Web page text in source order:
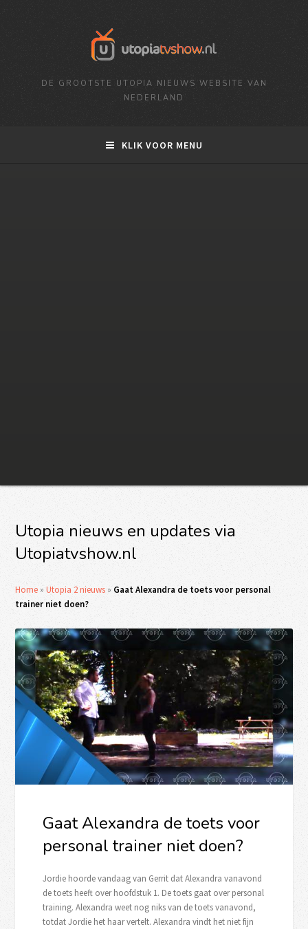
DE GROOTSTE UTOPIA NIEUWS WEBSITE VAN
NEDERLAND
KLIK VOOR MENU
Utopia nieuws en updates via
Utopiatvshow.nl
Home »Utopia 2 nieuws » Gaat Alexandra de toets voor personal
trainer niet doen?
Gaat Alexandra de toets voor
personal trainer niet doen?
Jordie hoorde vandaag van Gerrit dat Alexandra vanavond
de toets heeft over hoofdstuk 1. De toets gaat over personal
training. Alexandra weet nog niks van de toets vanavond,
totdat Jordie het haar vertelt. Alexandra vindt het niet fijn